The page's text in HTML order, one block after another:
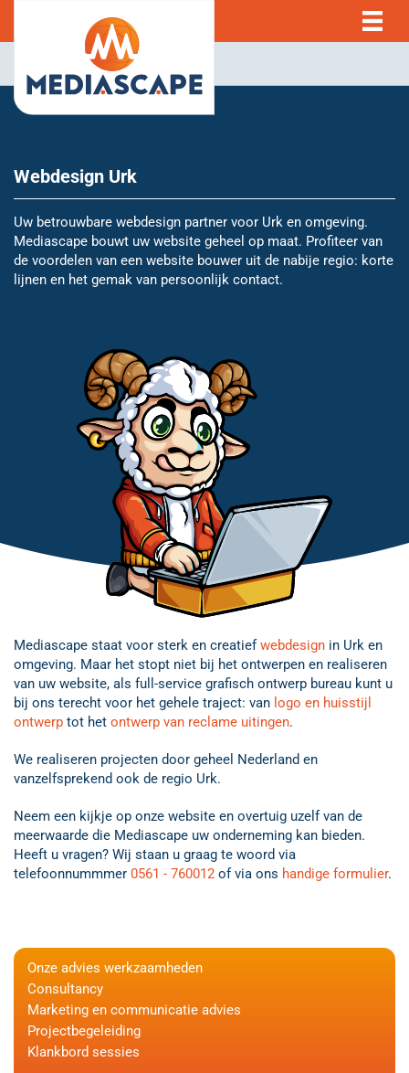
Webdesign Urk
Uw betrouwbare webdesign partner voor Urk en omgeving.
Mediascape bouwt uw website geheel op maat. Profiteer van
de voordelen van een website bouwer uit de nabije regio: korte
lijnen en het gemak van persoonlijk contact.
Onze advies werkzaamheden
Consultancy
Marketing en communicatie advies
Projectbegeleiding
Klankbord sessies
Mediascape staat voor sterk en creatiefwebdesign in Urk en
omgeving. Maar het stopt niet bij het ontwerpen en realiseren
van uw website, als full-service grafisch ontwerp bureau kunt u
bij ons terecht voor het gehele traject: van logo en huisstijl
ontwerp tot het ontwerp van reclame uitingen.
We realiseren projecten door geheel Nederland en
vanzelfsprekend ook de regio Urk.
Neem een kijkje op onze website en overtuig uzelf van de
meerwaarde die Mediascape uw onderneming kan bieden.
Heeft u vragen? Wij staan u graag te woord via
telefoonnummmer 0561 - 760012 of via ons handige formulier.